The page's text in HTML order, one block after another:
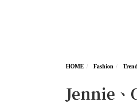
HOME Fashion
Jennie、